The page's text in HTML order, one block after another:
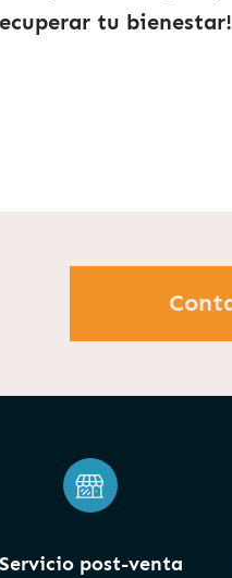
tu bienestar!
Servicio post-venta